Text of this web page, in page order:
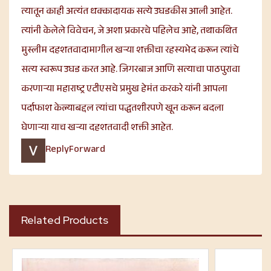
त्यातून काही अत्यंत धक्कादायक सत्ये उघडकीस आली आहेत.
त्यांनी केलेले विवेचन, जे अशा प्रकारचे पहिलेच आहे, तथाकथित
मुस्लीम दहशतवादामागील खऱ्या शक्तीचा रहस्यभेद करून त्यांचे
सत्य स्वरूप उघड करत आहे. जिगरबाज आणि सत्याचा पाठपुरावा
करणाऱ्या महाराष्ट्र एटीएसचे प्रमुख हेमंत करकरे यांनी आपला
पर्दाफाश केल्याबद्दल त्यांचा पद्धतशीरपणे खून करून बदला
घेणाऱ्या याच खऱ्या दहशतवादी शक्ती आहेत.
ReplyForward
Related Products